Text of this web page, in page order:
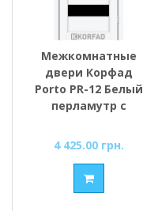
Межкомнатные
двери Корфад
Porto PR-12 Белый
перламутр с
4 425.00 грн.